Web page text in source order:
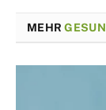
MEHR